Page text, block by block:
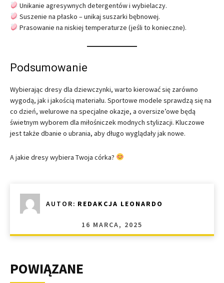
Unikanie agresywnych detergentów i wybielaczy.
Suszenie na płasko – unikaj suszarki bębnowej.
Prasowanie na niskiej temperaturze (jeśli to konieczne).
Podsumowanie
Wybierając dresy dla dziewczynki, warto kierować się zarówno
wygodą, jak i jakością materiału. Sportowe modele sprawdzą się na
co dzień, welurowe na specjalne okazje, a oversize’owe będą
świetnym wyborem dla miłośniczek modnych stylizacji. Kluczowe
jest także dbanie o ubrania, aby długo wyglądały jak nowe.
A jakie dresy wybiera Twoja córka?
AUTOR: REDAKCJA LEONARDO
16 MARCA, 2025
POWIĄZANE